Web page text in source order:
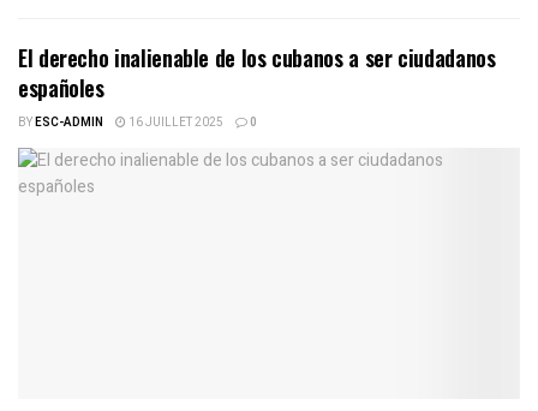
El derecho inalienable de los cubanos a ser ciudadanos
españoles
BYESC-ADMIN 16 JUILLET 2025 0